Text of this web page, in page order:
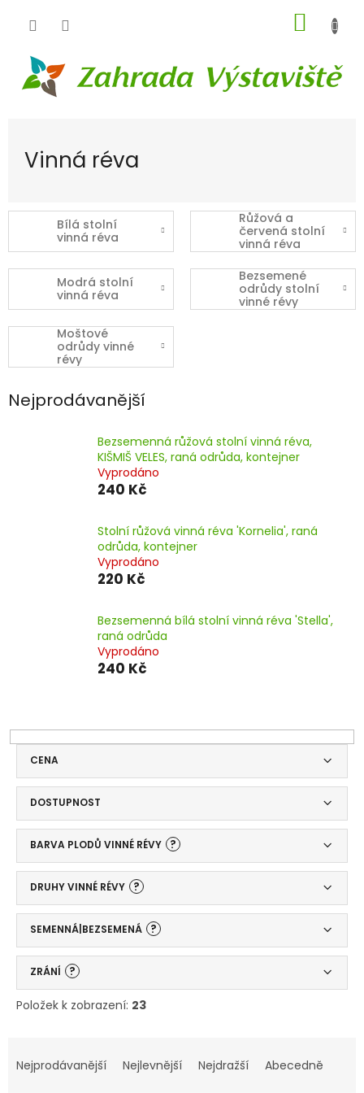
KOŠÍK
Vinná réva
Bílá stolní
vinná réva
Růžová a
červená stolní
vinná réva
Modrá stolní
vinná réva
Bezsemené
odrůdy stolní
vinné révy
Moštové
odrůdy vinné
révy
Nejprodávanější
Bezsemenná růžová stolní vinná réva,
KIŠMIŠ VELES, raná odrůda, kontejner
Vyprodáno
240 Kč
Stolní růžová vinná réva 'Kornelia', raná
odrůda, kontejner
Vyprodáno
220 Kč
Bezsemenná bílá stolní vinná réva 'Stella',
raná odrůda
Vyprodáno
240 Kč
CENA
DOSTUPNOST
BARVA PLODŮ VINNÉ RÉVY ?
DRUHY VINNÉ RÉVY ?
SEMENNÁ|BEZSEMENÁ ?
ZRÁNÍ ?
Položek k zobrazení: 23
aNejprodávanější Nejlevnější Nejdražší Abecedně